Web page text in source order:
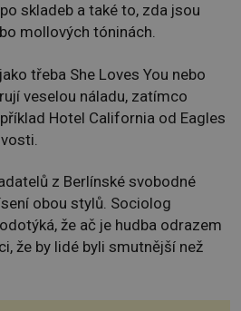
skladeb a také to, zda jsou
mollových tóninách.
třeba She Loves You nebo
veselou náladu, zatímco
Hotel California od Eagles
z Berlínské svobodné
obou stylů. Sociolog
že ač je hudba odrazem
že by lidé byli smutnější než